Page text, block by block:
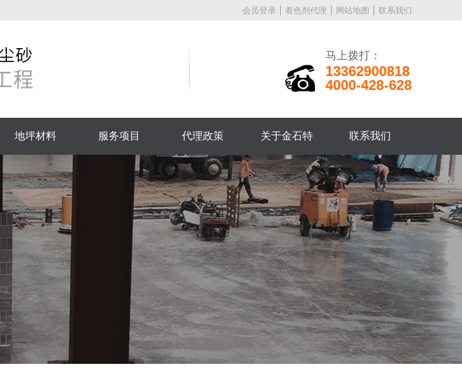
会员登录 着色剂代理 网站地图 联系我们
马上拨打：
13362900818
4000-428-628
地坪材料 服务项目 代理政策 关于金石特 联系我们